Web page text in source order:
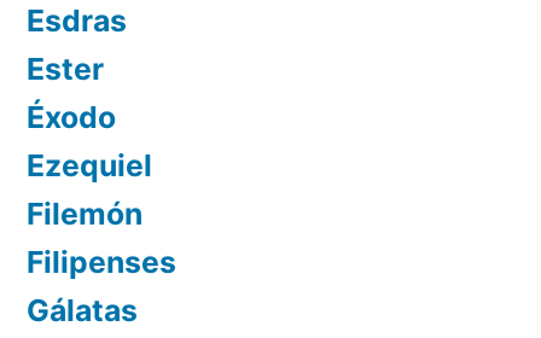
Esdras
Ester
Éxodo
Ezequiel
Filemón
Filipenses
Gálatas